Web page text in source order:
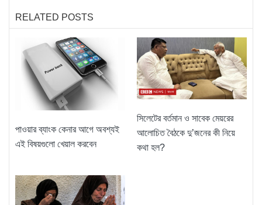
RELATED POSTS
পাওয়ার ব্যাংক কেনার আগে অবশ্যই
এই বিষয়গুলো খেয়াল করবেন
সিলেটের বর্তমান ও সাবেক মেয়রের
আলোচিত বৈঠকে দু’জনের কী নিয়ে
কথা হল?